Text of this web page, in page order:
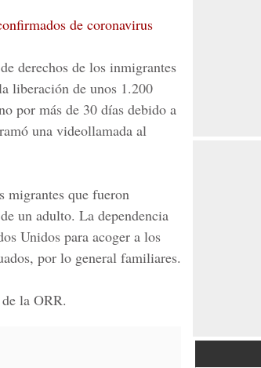
de coronavirus
derechos de los inmigrantes
liberación de unos 1.200
por más de 30 días debido a
una videollamada al
migrantes que fueron
un adulto. La dependencia
Unidos para acoger a los
por lo general familiares.
la ORR.